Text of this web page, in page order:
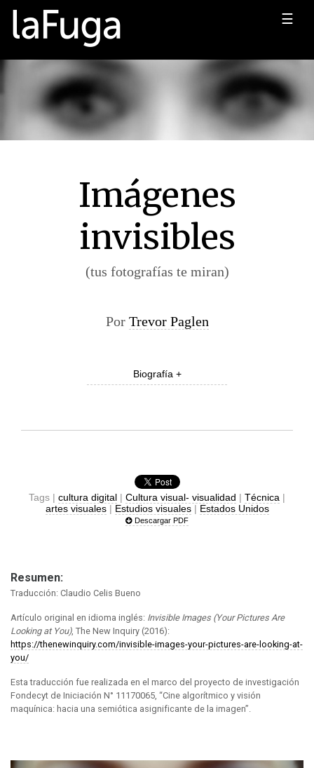
☰
Imágenes
invisibles
(tus fotografías te miran)
Por Trevor Paglen
Biografía +
Tags | cultura digital | Cultura visual- visualidad | Técnica |
artes visuales| Estudios visuales| Estados Unidos
Descargar PDF
Resumen:
Traducción: Claudio Celis Bueno
Artículo original en idioma inglés: Invisible Images (Your Pictures Are
Looking at You), The New Inquiry (2016):
https://thenewinquiry.com/invisible-images-your-pictures-are-looking-at-
you/
Esta traducción fue realizada en el marco del proyecto de investigación
Fondecyt de Iniciación N° 11170065, “Cine algorítmico y visión
maquínica: hacia una semiótica asignificante de la imagen”.